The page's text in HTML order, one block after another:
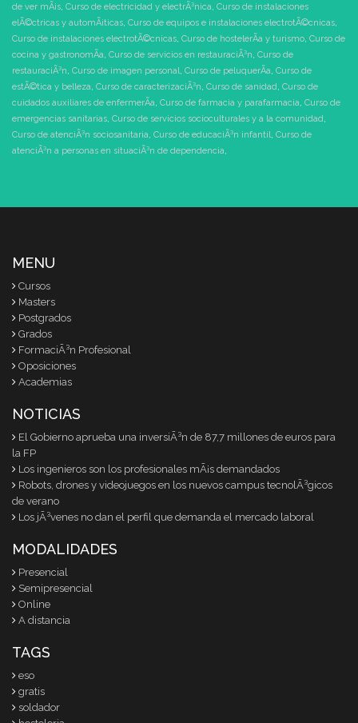
de ver mÃ¡s, Curso de electricidad y electrÃ³nica, Curso de instalaciones
elÃ©ctricas y automÃ¡ticas, Curso de equipos e instalaciones electrotÃ©cnicas,
Curso de instalaciones electrotÃ©cnicas, Curso de hostelerÃ­a y turismo, Curso de
cocina y gastronomÃ­a, Curso de servicios en restauraciÃ³n, Curso de
restauraciÃ³n, Curso de imagen personal, Curso de peluquerÃ­a, Curso de
estÃ©tica y belleza, Curso de caracterizaciÃ³n, Curso de sanidad, Curso de
cuidados auxiliares de enfermerÃ­a, Curso de farmacia y parafarmacia, Curso de
emergencias sanitarias, Curso de servicios socioculturales y a la comunidad,
Curso de atenciÃ³n sociosanitaria, Curso de educaciÃ³n infantil, Curso de
atenciÃ³n a personas en situaciÃ³n de dependencia,
MENU
Cursos
Masters
Postgrados
Grados
FormaciÃ³n Profesional
Oposiciones
Academias
NOTICIAS
El Gobierno aprueba una inversiÃ³n de 87,7 millones de euros para
la FP
Los ingenieros son los profesionales mÃ¡s demandados
Robots, drones y videojuegos en los nuevos campus tecnolÃ³gicos
de verano
Los jÃ³venes no dan el perfil que demanda el mercado laboral
MODALIDADES
Presencial
Semipresencial
Online
A distancia
TAGS
eso
gratis
soldador